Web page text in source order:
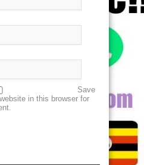
Save
in this browser for